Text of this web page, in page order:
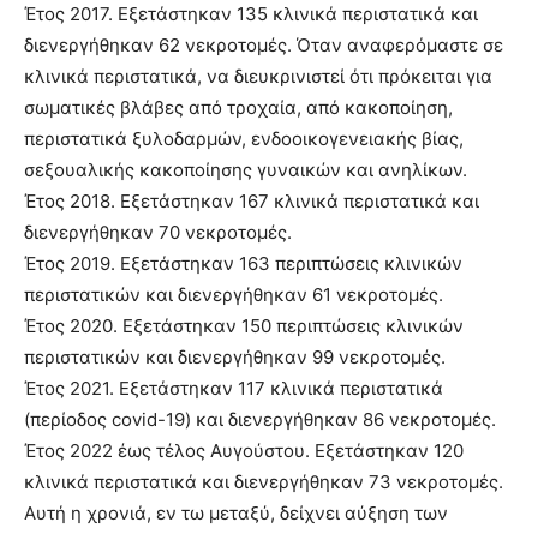
Έτος 2017. Εξετάστηκαν 135 κλινικά περιστατικά και
διενεργήθηκαν 62 νεκροτομές. Όταν αναφερόμαστε σε
κλινικά περιστατικά, να διευκρινιστεί ότι πρόκειται για
σωματικές βλάβες από τροχαία, από κακοποίηση,
περιστατικά ξυλοδαρμών, ενδοοικογενειακής βίας,
σεξουαλικής κακοποίησης γυναικών και ανηλίκων.
Έτος 2018. Εξετάστηκαν 167 κλινικά περιστατικά και
διενεργήθηκαν 70 νεκροτομές.
Έτος 2019. Εξετάστηκαν 163 περιπτώσεις κλινικών
περιστατικών και διενεργήθηκαν 61 νεκροτομές.
Έτος 2020. Εξετάστηκαν 150 περιπτώσεις κλινικών
περιστατικών και διενεργήθηκαν 99 νεκροτομές.
Έτος 2021. Εξετάστηκαν 117 κλινικά περιστατικά
(περίοδος covid-19) και διενεργήθηκαν 86 νεκροτομές.
Έτος 2022 έως τέλος Αυγούστου. Εξετάστηκαν 120
κλινικά περιστατικά και διενεργήθηκαν 73 νεκροτομές.
Αυτή η χρονιά, εν τω μεταξύ, δείχνει αύξηση των